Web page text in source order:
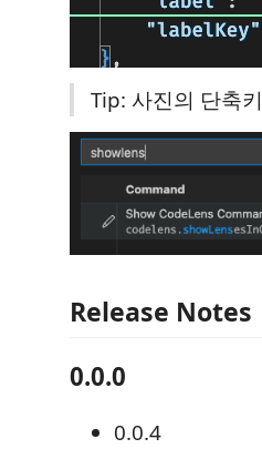
Tip: 사진의 단축
Release Notes
0.0.0
0.0.4